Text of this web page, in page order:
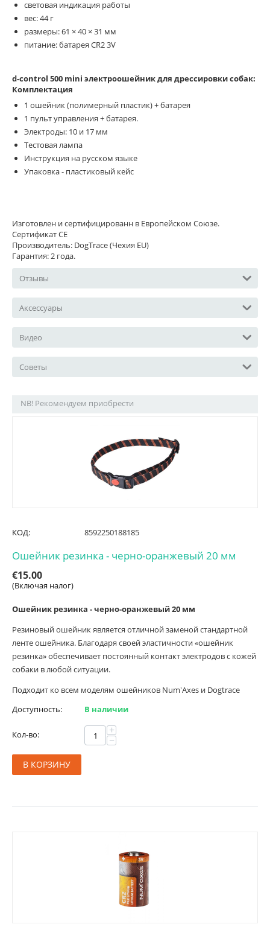
световая индикация работы
вес: 44 г
размеры: 61 × 40 × 31 мм
питание: батарея CR2 3V
d-control 500 mini электроошейник для дрессировки собак:
Комплектация
1 ошейник (полимерный пластик) + батарея
1 пульт управления + батарея.
Электроды: 10 и 17 мм
Тестовая лампа
Инструкция на русском языке
Упаковка - пластиковый кейс
Изготовлен и сертифицированн в Европейском Союзе.
Сертификат CE
Производитель: DogTrace (Чехия EU)
Гарантия: 2 года.
Отзывы
Аксессуары
Видео
Советы
NB! Рекомендуем приобрести
КОД: 8592250188185
Ошейник резинка - черно-оранжевый 20 мм
€15.00
(Включая налог)
Ошейник резинка - черно-оранжевый 20 мм
Резиновый ошейник является отличной заменой стандартной
ленте ошейника. Благодаря своей эластичности «ошейник
резинка» обеспечивает постоянный контакт электродов с кожей
собаки в любой ситуации.
Подходит ко всем моделям ошейников Num'Axes и Dogtrace
Доступность:
В наличии
Кол-во: +
−
В КОРЗИНУ